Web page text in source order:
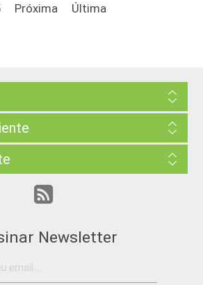
Próxima Última
Newsletter